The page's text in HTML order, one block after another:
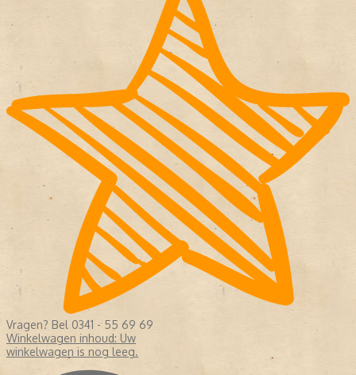
Vragen? Bel 0341 - 55 69 69
Winkelwagen inhoud: Uw
winkelwagen is nog leeg.